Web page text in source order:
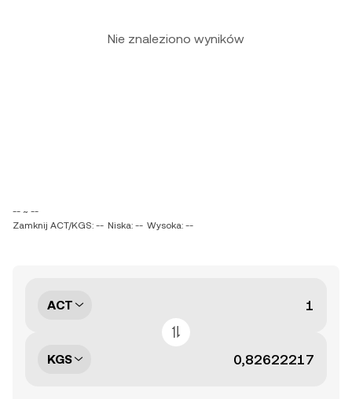
Nie znaleziono wyników
-- ~ --
Zamknij ACT/KGS: -- Niska: -- Wysoka: --
ACT
KGS